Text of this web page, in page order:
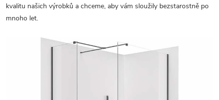
kvalitu našich výrobků a chceme, aby vám sloužily bezstarostně po
mnoho let.